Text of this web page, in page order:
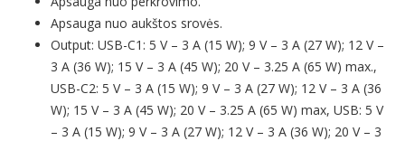
Apsauga nuo aukštos srovės.
Output: USB-C1: 5 V – 3 A (15 W); 9 V – 3 A (27 W); 12 V –
3 A (36 W); 15 V – 3 A (45 W); 20 V – 3.25 A (65 W) max.,
USB-C2: 5 V – 3 A (15 W); 9 V – 3 A (27 W); 12 V – 3 A (36
W); 15 V – 3 A (45 W); 20 V – 3.25 A (65 W) max, USB: 5 V
– 3 A (15 W); 9 V – 3 A (27 W); 12 V – 3 A (36 W); 20 V – 3